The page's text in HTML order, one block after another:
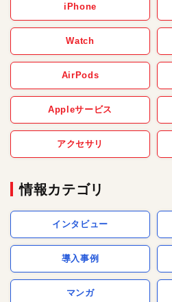
iPhone
Watch
AirPods
Appleサービス
アクセサリ
情報カテゴリ
インタビュー
導入事例
マンガ